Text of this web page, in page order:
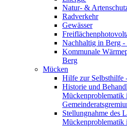
Natur- &
Radverkehr
Gewässer
Nachhaltig in Berg
Kommunale
Berg
Mücken
Hilfe zur Selbsthilfe
Historie und
Mückenproblematik
Stellungnahme des
Mückenproblematik